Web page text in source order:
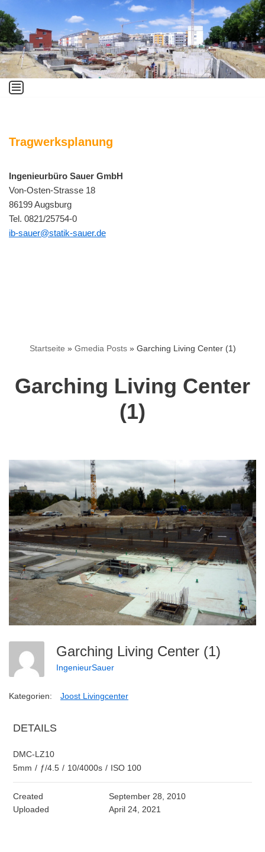
Zum
Inhalt
springen
Tragwerksplanung
Ingenieurbüro Sauer GmbH
Von-Osten-Strasse 18
86199 Augsburg
Tel. 0821/25754-0
ib-sauer@statik-sauer.de
Startseite » Gmedia Posts» Garching Living Center (1)
Garching Living Center
(1)
Garching Living Center (1)
IngenieurSauer
Kategorien: Joost Livingcenter
DETAILS
DMC-LZ10
5mm / ƒ/4.5 / 10/4000s / ISO 100
Created
September 28, 2010
Uploaded
April 24, 2021